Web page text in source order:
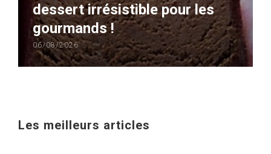
dessert irrésistible pour les
gourmands !
06/08/2026
Les meilleurs articles